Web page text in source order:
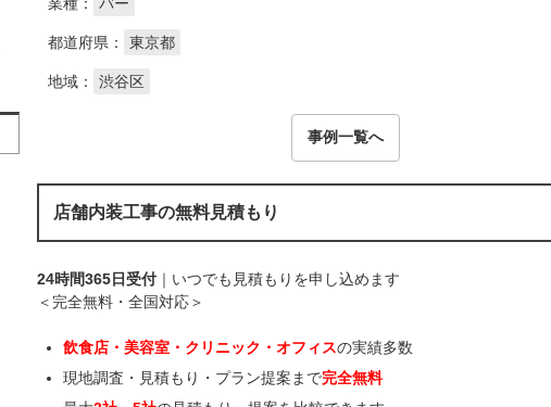
都道府県： 東京都
地域： 渋谷区
事例一覧へ
店舗内装工事の無料見積もり
24時間365日受付｜いつでも見積もりを申し込めます
＜完全無料・全国対応＞
飲食店・美容室・クリニック・オフィスの実績多数
現地調査・見積もり・プラン提案まで完全無料